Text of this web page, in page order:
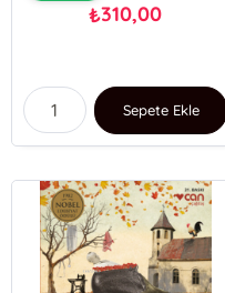
₺310,00
Sepete Ekle